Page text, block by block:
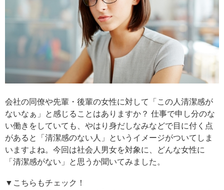
会社の同僚や先輩・後輩の女性に対して「この人清潔感が
ないなぁ」と感じることはありますか？ 仕事で申し分のな
い働きをしていても、やはり身だしなみなどで目に付く点
があると「清潔感のない人」というイメージがついてしま
いますよね。今回は社会人男女を対象に、どんな女性に
「清潔感がない」と思うか聞いてみました。
▼こちらもチェック！